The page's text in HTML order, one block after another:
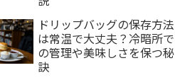
ドリップバッグの保存方法
は常温で大丈夫？冷暗所で
の管理や美味しさを保つ秘
訣